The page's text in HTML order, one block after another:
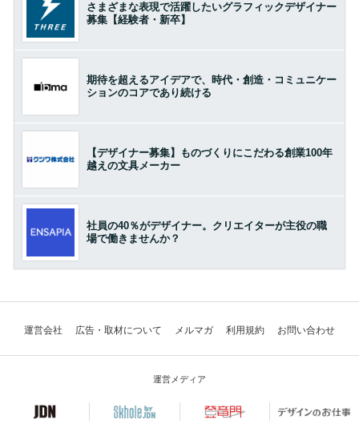
さまざまな表現で活躍したいグラフィックデザイナー
募集【経験者・新卒】
期待を超えるアイデアで、時代・創造・コミュニケー
ションのコアであり続ける
【デザイナー募集】ものづくりにこだわる創業100年
越えの文具メーカー
社員の40％がデザイナー。クリエイターが主役の職
場で働きませんか？
運営会社 広告・取材について メルマガ 利用規約 お問い合わせ
運営メディア